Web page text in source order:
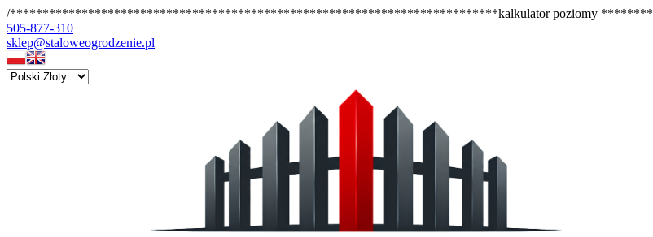
/***************************************************************************kalkulator poziomy
505-877-310
sklep@staloweogrodzenie.pl